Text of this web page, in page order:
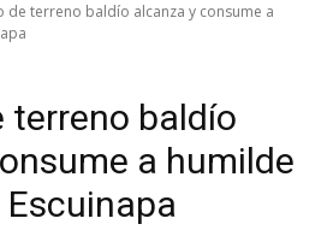
de terreno baldío alcanza y consume a
terreno baldío
a humilde